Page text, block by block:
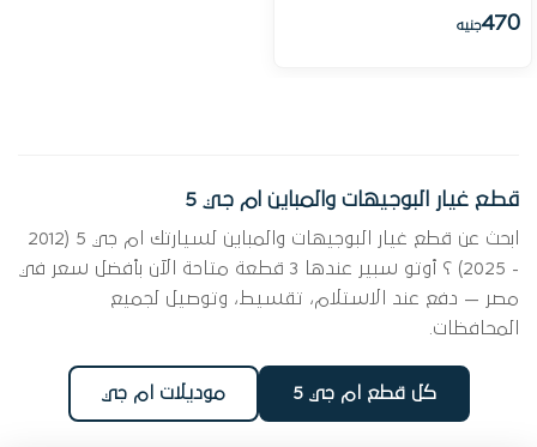
470جنيه
قطع غيار البوجيهات والمباين ام جي 5
ابحث عن قطع غيار البوجيهات والمباين لسيارتك ام جي 5 (2012
- 2025) ؟ أوتو سبير عندها 3 قطعة متاحة الآن بأفضل سعر في
مصر — دفع عند الاستلام، تقسيط، وتوصيل لجميع
المحافظات.
كل قطع ام جي 5 موديلات ام جي